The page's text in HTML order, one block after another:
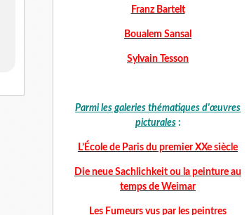
Franz Bartelt
Boualem Sansal
Sylvain Tesson
Parmi les galeries thématiques d'œuvres
picturales:
L’École de Paris du premier XXe siècle
Die neue Sachlichkeit ou la peinture au
temps de Weimar
Les Fumeurs vus par les peintres